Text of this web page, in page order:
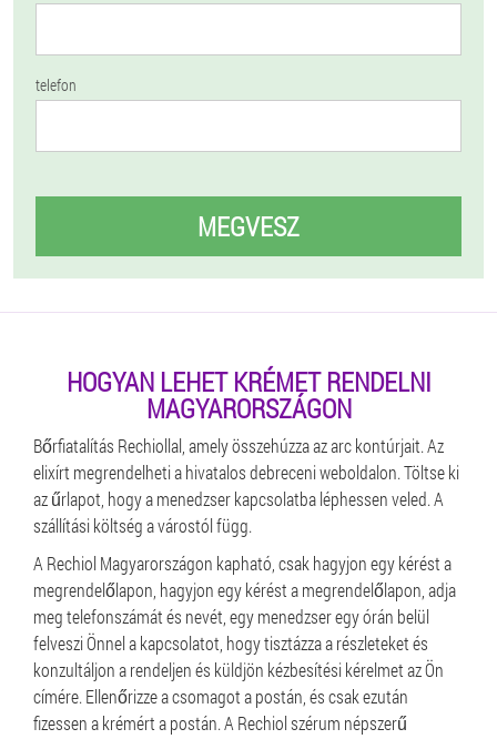
telefon
MEGVESZ
HOGYAN LEHET KRÉMET RENDELNI
MAGYARORSZÁGON
Bőrfiatalítás Rechiollal, amely összehúzza az arc kontúrjait. Az
elixírt megrendelheti a hivatalos debreceni weboldalon. Töltse ki
az űrlapot, hogy a menedzser kapcsolatba léphessen veled. A
szállítási költség a várostól függ.
A Rechiol Magyarországon kapható, csak hagyjon egy kérést a
megrendelőlapon, hagyjon egy kérést a megrendelőlapon, adja
meg telefonszámát és nevét, egy menedzser egy órán belül
felveszi Önnel a kapcsolatot, hogy tisztázza a részleteket és
konzultáljon a rendeljen és küldjön kézbesítési kérelmet az Ön
címére. Ellenőrizze a csomagot a postán, és csak ezután
fizessen a krémért a postán. A Rechiol szérum népszerű